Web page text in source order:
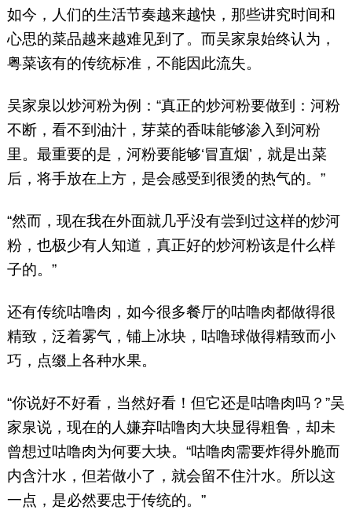
如今，人们的生活节奏越来越快，那些讲究时间和
心思的菜品越来越难见到了。而吴家泉始终认为，
粤菜该有的传统标准，不能因此流失。
吴家泉以炒河粉为例：“真正的炒河粉要做到：河粉
不断，看不到油汁，芽菜的香味能够渗入到河粉
里。最重要的是，河粉要能够‘冒直烟’，就是出菜
后，将手放在上方，是会感受到很烫的热气的。”
“然而，现在我在外面就几乎没有尝到过这样的炒河
粉，也极少有人知道，真正好的炒河粉该是什么样
子的。”
还有传统咕噜肉，如今很多餐厅的咕噜肉都做得很
精致，泛着雾气，铺上冰块，咕噜球做得精致而小
巧，点缀上各种水果。
“你说好不好看，当然好看！但它还是咕噜肉吗？”吴
家泉说，现在的人嫌弃咕噜肉大块显得粗鲁，却未
曾想过咕噜肉为何要大块。“咕噜肉需要炸得外脆而
内含汁水，但若做小了，就会留不住汁水。所以这
一点，是必然要忠于传统的。”